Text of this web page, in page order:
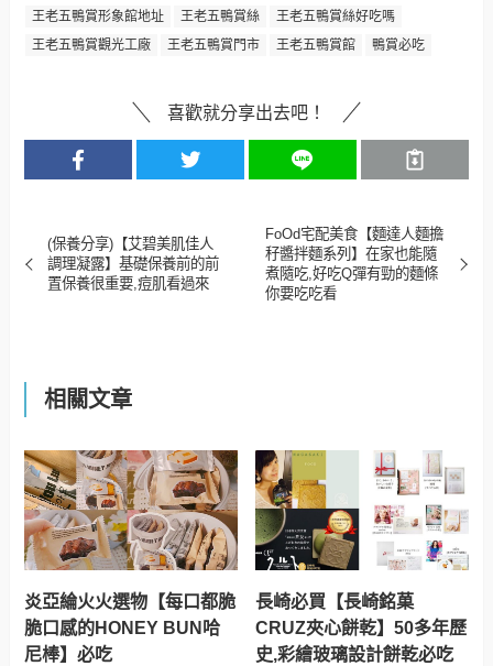
王老五鴨賞形象館地址
王老五鴨賞絲
王老五鴨賞絲好吃嗎
王老五鴨賞觀光工廠
王老五鴨賞門市 王老五鴨賞館 鴨賞必吃
喜歡就分享出去吧！
(保養分享)【艾碧美肌佳人
調理凝露】基礎保養前的前
置保養很重要,痘肌看過來
FoOd宅配美食【麵達人麵擔
秄醬拌麵系列】在家也能隨
煮隨吃,好吃Q彈有勁的麵條
你要吃吃看
相關文章
炎亞綸火火選物【每口都脆
脆口感的HONEY BUN哈
尼棒】必吃
長崎必買【長崎銘菓
CRUZ夾心餅乾】50多年歷
史,彩繪玻璃設計餅乾必吃